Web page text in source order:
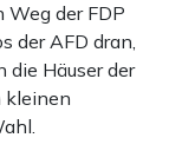
Weg der FDP
der AFD dran,
die Häuser der
kleinen